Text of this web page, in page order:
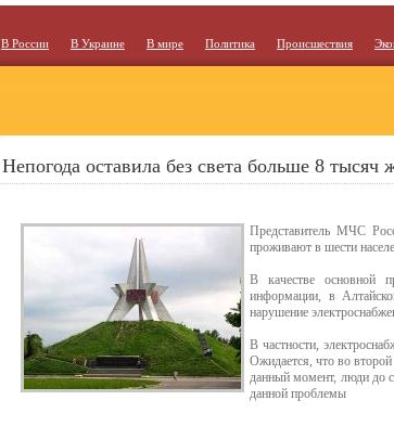
В России В Украине В мире Политика Происшествия
Непогода оставила без света больше 8 тысяч
Представитель МЧС
проживают в шести
В качестве основной
информации, в
нарушение
В частности,
Ожидается, что во второй
данный момент, люди до
данной проблемы